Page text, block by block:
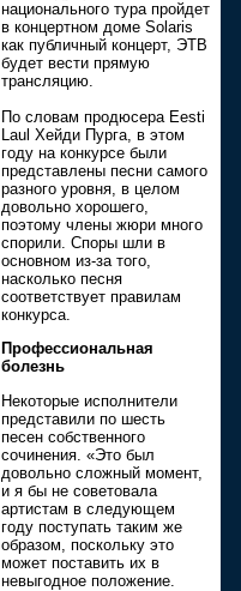
национального тура пройдет
в концертном доме Solaris
как публичный концерт, ЭТВ
будет вести прямую
трансляцию.
По словам продюсера Eesti
Laul Хейди Пурга, в этом
году на конкурсе были
представлены песни самого
разного уровня, в целом
довольно хорошего,
поэтому члены жюри много
спорили. Споры шли в
основном из-за того,
насколько песня
соответствует правилам
конкурса.
Профессиональная
болезнь
Некоторые исполнители
представили по шесть
песен собственного
сочинения. «Это был
довольно сложный момент,
и я бы не советовала
артистам в следующем
году поступать таким же
образом, поскольку это
может поставить их в
невыгодное положение.